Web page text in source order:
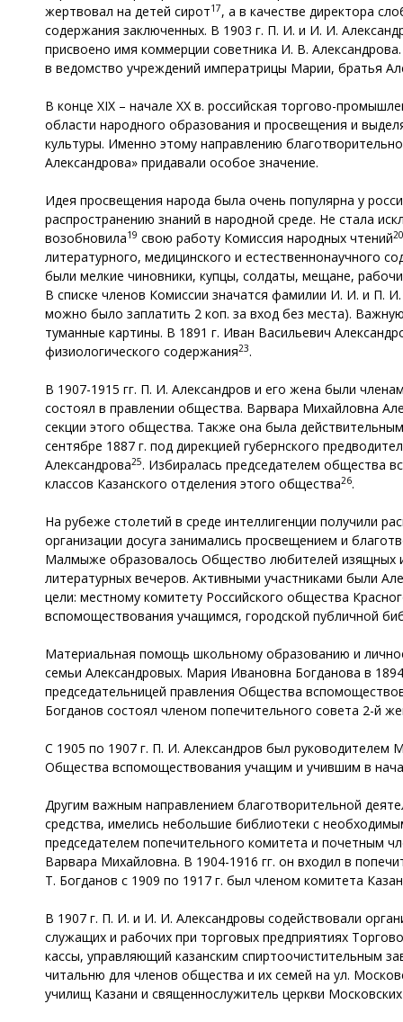
жертвовал на детей сирот17, а в качестве директора
содержания заключенных. В 1903 г. П. И. и И. И.
присвоено имя коммерции советника И. В.
в ведомство учреждений императрицы Марии, братья
В конце XIX – начале XX в. российская торгово-
области народного образования и просвещения и
культуры. Именно этому направлению
Александрова» придавали особое значение.
Идея просвещения народа была очень популярна у
распространению знаний в народной среде. Не стала
возобновила19 свою работу Комиссия народных чтений20
литературного, медицинского и естественнонаучного
были мелкие чиновники, купцы, солдаты, мещане,
В списке членов Комиссии значатся фамилии И. И. и П.
можно было заплатить 2 коп. за вход без места).
туманные картины. В 1891 г. Иван Васильевич
физиологического содержания23.
В 1907-1915 гг. П. И. Александров и его жена были
состоял в правлении общества. Варвара Михайловна
секции этого общества. Также она была
сентябре 1887 г. под дирекцией губернского
Александрова25. Избиралась председателем общества
классов Казанского отделения этого общества26.
На рубеже столетий в среде интеллигенции получили
организации досуга занимались просвещением и
Малмыже образовалось Общество любителей изящных
литературных вечеров. Активными участниками были
цели: местному комитету Российского общества
вспомоществования учащимся, городской публичной
Материальная помощь школьному образованию и
семьи Александровых. Мария Ивановна Богданова в
председательницей правления Общества
Богданов состоял членом попечительного совета 2-й
С 1905 по 1907 г. П. И. Александров был руководителем
Общества вспомоществования учащим и учившим в
Другим важным направлением благотворительной
средства, имелись небольшие библиотеки с
председателем попечительного комитета и почетным
Варвара Михайловна. В 1904-1916 гг. он входил в
Т. Богданов с 1909 по 1917 г. был членом комитета
В 1907 г. П. И. и И. И. Александровы содействовали
служащих и рабочих при торговых предприятиях
кассы, управляющий казанским спиртоочистительным
читальню для членов общества и их семей на ул.
училищ Казани и священнослужитель церкви